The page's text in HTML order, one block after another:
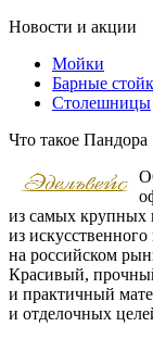
Новости и акции
Мойки
Барные
Столешницы
Что такое Пандора
из самых крупных
из
на российском
Красивый,
и практичный
и отделочных